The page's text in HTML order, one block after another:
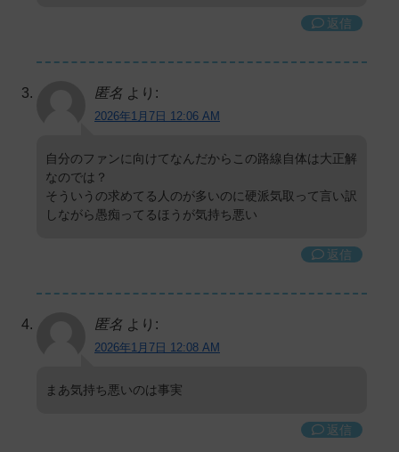
返信
匿名 より:
2026年1月7日 12:06 AM
自分のファンに向けてなんだからこの路線自体は大正解
なのでは？
そういうの求めてる人のが多いのに硬派気取って言い訳
しながら愚痴ってるほうが気持ち悪い
返信
匿名 より:
2026年1月7日 12:08 AM
まあ気持ち悪いのは事実
返信